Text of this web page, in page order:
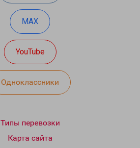
MAX
YouTube
Одноклассники
Типы перевозки
Карта сайта